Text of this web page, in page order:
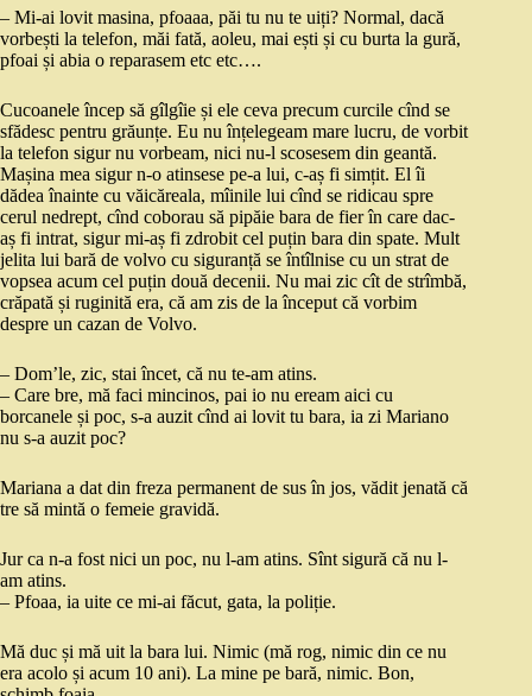
– Mi-ai lovit masina, pfoaaa, păi tu nu te uiți? Normal, dacă
vorbești la telefon, măi fată, aoleu, mai ești și cu burta la gură,
pfoai și abia o reparasem etc etc….
Cucoanele încep să gîlgîie și ele ceva precum curcile cînd se
sfădesc pentru grăunțe. Eu nu înțelegeam mare lucru, de vorbit
la telefon sigur nu vorbeam, nici nu-l scosesem din geantă.
Mașina mea sigur n-o atinsese pe-a lui, c-aș fi simțit. El îi
dădea înainte cu văicăreala, mîinile lui cînd se ridicau spre
cerul nedrept, cînd coborau să pipăie bara de fier în care dac-
aș fi intrat, sigur mi-aș fi zdrobit cel puțin bara din spate. Mult
jelita lui bară de volvo cu siguranță se întîlnise cu un strat de
vopsea acum cel puțin două decenii. Nu mai zic cît de strîmbă,
crăpată și ruginită era, că am zis de la început că vorbim
despre un cazan de Volvo.
– Dom’le, zic, stai încet, că nu te-am atins.
– Care bre, mă faci mincinos, pai io nu eream aici cu
borcanele și poc, s-a auzit cînd ai lovit tu bara, ia zi Mariano
nu s-a auzit poc?
Mariana a dat din freza permanent de sus în jos, vădit jenată că
tre să mintă o femeie gravidă.
Jur ca n-a fost nici un poc, nu l-am atins. Sînt sigură că nu l-
am atins.
– Pfoaa, ia uite ce mi-ai făcut, gata, la poliție.
Mă duc și mă uit la bara lui. Nimic (mă rog, nimic din ce nu
era acolo și acum 10 ani). La mine pe bară, nimic. Bon,